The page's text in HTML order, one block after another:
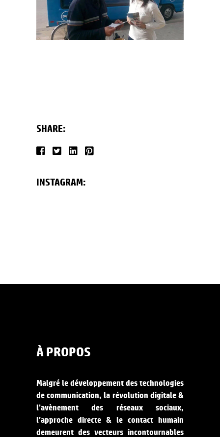
SHARE:
INSTAGRAM:
À PROPOS
Malgré le développement des technologies
de communication, la révolution digitale &
l’avènement des réseaux sociaux,
l’approche directe & le contact humain
demeurent des vecteurs incontournables